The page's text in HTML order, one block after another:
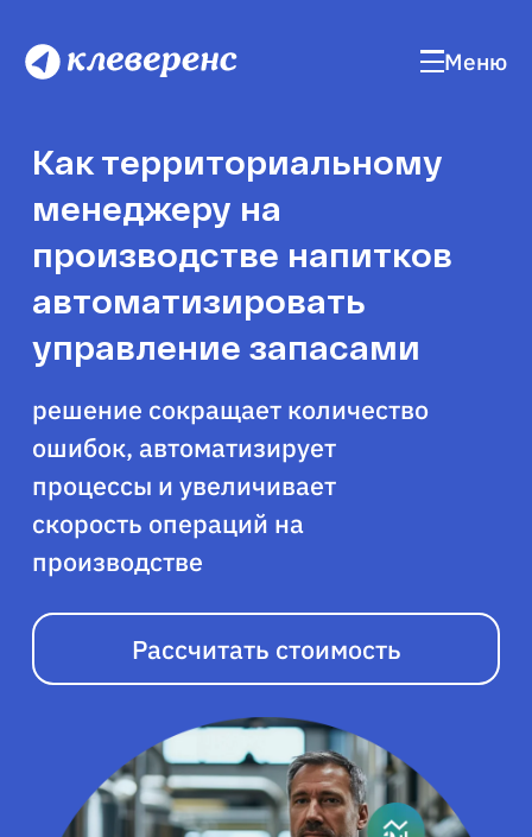
Меню
Как территориальному
менеджеру на
производстве напитков
автоматизировать
управление запасами
решение сокращает количество
ошибок, автоматизирует
процессы и увеличивает
скорость операций на
производстве
Рассчитать стоимость